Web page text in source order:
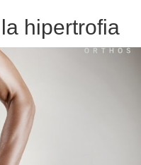
hipertrofia